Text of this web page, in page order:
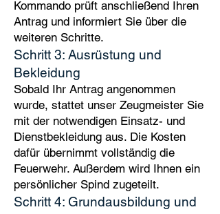
Kommando prüft anschließend Ihren
Antrag und informiert Sie über die
weiteren Schritte.
Schritt 3: Ausrüstung und
Bekleidung
Sobald Ihr Antrag angenommen
wurde, stattet unser Zeugmeister Sie
mit der notwendigen Einsatz- und
Dienstbekleidung aus. Die Kosten
dafür übernimmt vollständig die
Feuerwehr. Außerdem wird Ihnen ein
persönlicher Spind zugeteilt.
Schritt 4: Grundausbildung und